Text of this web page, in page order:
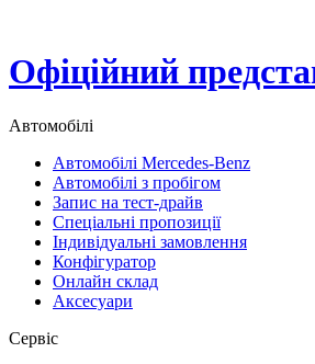
Офіційний
Автомобілі
Автомобілі Mercedes-Benz
Автомобілі з пробігом
Запис на тест-драйв
Спеціальні пропозиції
Індивідуальні замовлення
Конфігуратор
Онлайн склад
Аксесуари
Сервіс